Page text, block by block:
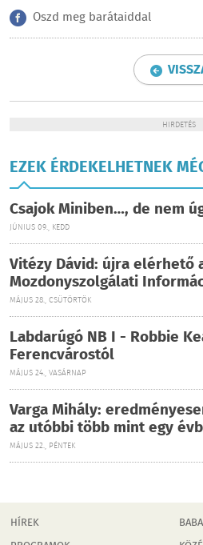
Oszd meg barátaiddal
HIRDETÉS
EZEK ÉRDEKELHETNEK
Csajok Miniben…, de nem
JÚNIUS 09., KEDD
Vitézy Dávid: újra elérhető
Mozdonyszolgálati
MÁJUS 28., CSÜTÖRTÖK
Labdarúgó NB I - Robbie
Ferencvárostól
MÁJUS 24., VASÁRNAP
Varga Mihály:
az utóbbi több mint egy
MÁJUS 22., PÉNTEK
HÍREK